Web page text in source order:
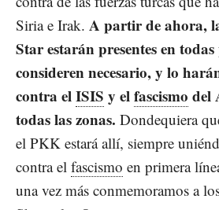
Siria e Irak. A partir de ahora,
Star estarán presentes en
consideren necesario, y lo
contra elISIS y elfascismo del
todas las zonas. Dondequiera
el PKK estará allí, siempre
contra el fascismo en primera
una vez más conmemoramos a